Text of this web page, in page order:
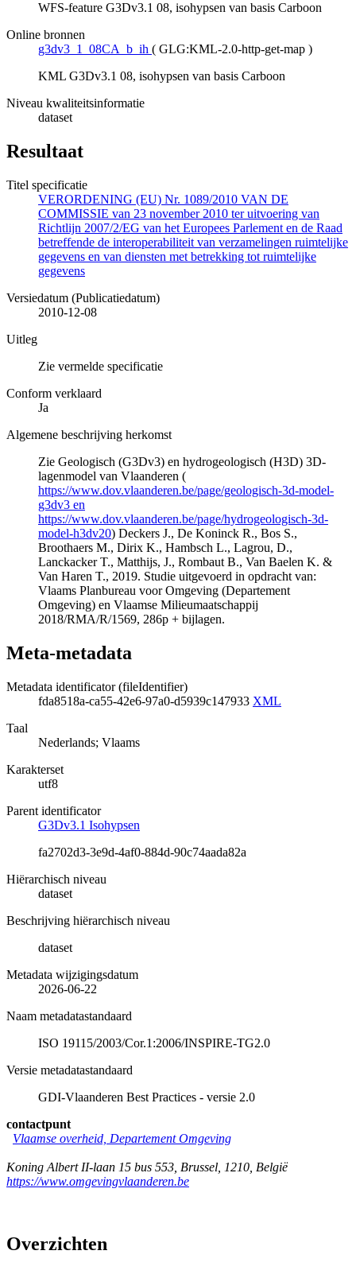
WFS-feature G3Dv3.1 08, isohypsen van basis Carboon
Online bronnen
g3dv3_1_08CA_b_ih ( GLG:KML-2.0-http-get-map )
KML G3Dv3.1 08, isohypsen van basis Carboon
Niveau kwaliteitsinformatie
dataset
Resultaat
Titel specificatie
VERORDENING (EU) Nr. 1089/2010 VAN DE
COMMISSIE van 23 november 2010 ter uitvoering van
Richtlijn 2007/2/EG van het Europees Parlement en de Raad
betreffende de interoperabiliteit van verzamelingen ruimtelijke
gegevens en van diensten met betrekking tot ruimtelijke
gegevens
Versiedatum (Publicatiedatum)
2010-12-08
Uitleg
Zie vermelde specificatie
Conform verklaard
Ja
Algemene beschrijving herkomst
Zie Geologisch (G3Dv3) en hydrogeologisch (H3D) 3D-
lagenmodel van Vlaanderen (
https://www.dov.vlaanderen.be/page/geologisch-3d-model-
g3dv3 en
https://www.dov.vlaanderen.be/page/hydrogeologisch-3d-
model-h3dv20) Deckers J., De Koninck R., Bos S.,
Broothaers M., Dirix K., Hambsch L., Lagrou, D.,
Lanckacker T., Matthijs, J., Rombaut B., Van Baelen K. &
Van Haren T., 2019. Studie uitgevoerd in opdracht van:
Vlaams Planbureau voor Omgeving (Departement
Omgeving) en Vlaamse Milieumaatschappij
2018/RMA/R/1569, 286p + bijlagen.
Meta-metadata
Metadata identificator (fileIdentifier)
fda8518a-ca55-42e6-97a0-d5939c147933 XML
Taal
Nederlands; Vlaams
Karakterset
utf8
Parent identificator
G3Dv3.1 Isohypsen
fa2702d3-3e9d-4af0-884d-90c74aada82a
Hiërarchisch niveau
dataset
Beschrijving hiërarchisch niveau
dataset
Metadata wijzigingsdatum
2026-06-22
Naam metadatastandaard
ISO 19115/2003/Cor.1:2006/INSPIRE-TG2.0
Versie metadatastandaard
GDI-Vlaanderen Best Practices - versie 2.0
contactpunt
Vlaamse overheid, Departement Omgeving
Koning Albert II-laan 15 bus 553 Brussel 1210 België
https://www.omgevingvlaanderen.be
Overzichten